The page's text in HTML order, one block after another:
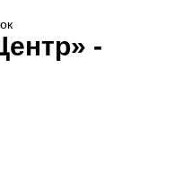
-